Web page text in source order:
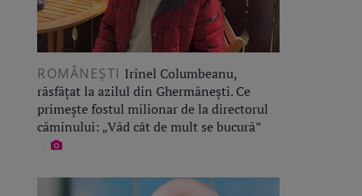
ROMÂNEŞTI Irinel Columbeanu,
răsfățat la azilul din Ghermănești. Ce
primește fostul milionar de la directorul
căminului: „Văd cât de mult se bucură”